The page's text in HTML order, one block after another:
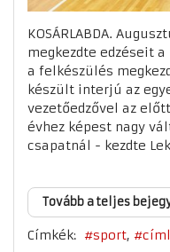
KOSÁRLABDA.
megkezdte edzéseit
a felkészülés
készült interjú az
vezetőedzővel az
évhez képest nagy
csapatnál - kezdte
Tovább a teljes
Címkék: sport